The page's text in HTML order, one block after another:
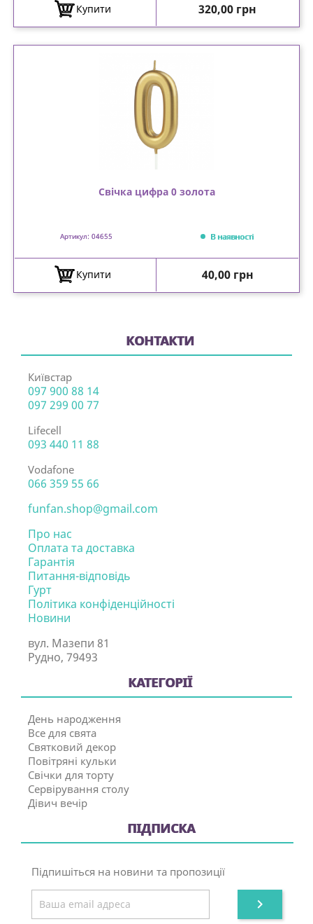
Купити Ціна
320,00 грн
Свічка цифра 0 золота
Артикул: 04655 В наявності
Купити Ціна
40,00 грн
КОНТАКТИ
Київстар
097 900 88 14
097 299 00 77
Lifecell
093 440 11 88
Vodafone
066 359 55 66
funfan.shop@gmail.com
Про нас
Оплата та доставка
Гарантія
Питання-відповідь
Гурт
Політика конфіденційності
Новини
вул. Мазепи 81
Рудно, 79493
КАТЕГОРІЇ
День народження
Все для свята
Святковий декор
Повітряні кульки
Свічки для торту
Сервірування столу
Дівич вечір
ПІДПИСКА
Підпишіться на новини та пропозиції
